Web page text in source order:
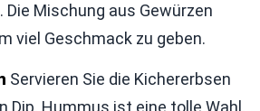
Mischung aus Gewürzen
viel Geschmack zu geben.
Servieren Sie die Kichererbsen
Dip. Hummus ist eine tolle Wahl.